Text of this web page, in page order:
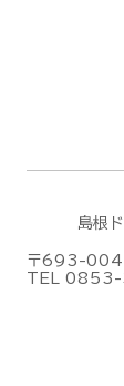
島根
〒693-
TEL